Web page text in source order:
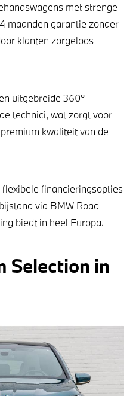
met strenge
maanden garantie zonder
klanten zorgeloos
uitgebreide 360°
technici, wat zorgt voor
kwaliteit van de
financieringsopties
via BMW Road
biedt in heel Europa.
Selection in